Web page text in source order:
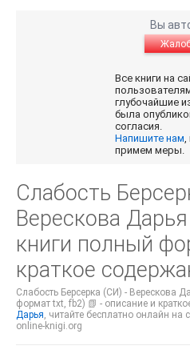
Вы
Все книги на
глубочайшие
была
согласия.
Напишите нам
примем меры.
Слабость
Верескова
книги полный
краткое
Слабость Берсерка (СИ) - Верескова
формат txt, fb2) 📗 - описание и
Дарья , читайте бесплатно онлайн на
online-knigi.org